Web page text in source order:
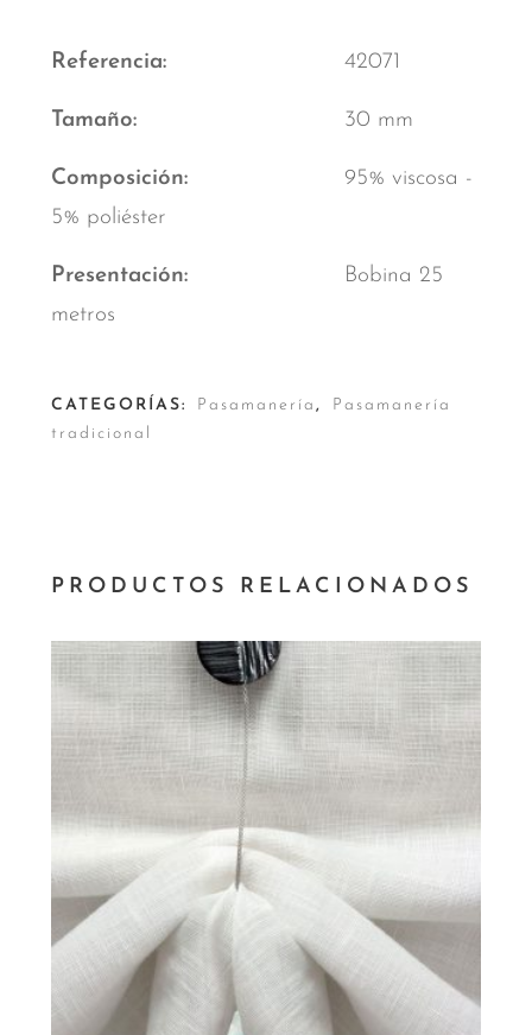
Referencia 42071
Tamaño 30 mm
Composición
95% viscosa -
5% poliéster
Presentación
Bobina 25
metros
CATEGORÍAS: Pasamanería ,
Pasamanería
tradicional
PRODUCTOS RELACIONADOS